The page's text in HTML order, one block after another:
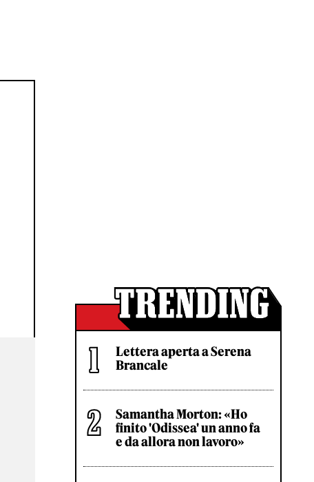
Lettera aperta a Serena
Brancale
Samantha Morton: «Ho
finito 'Odissea' un anno fa
e da allora non lavoro»